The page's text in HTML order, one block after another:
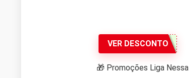
VER DESCONTO
🎁 Promoções Liga Nessa